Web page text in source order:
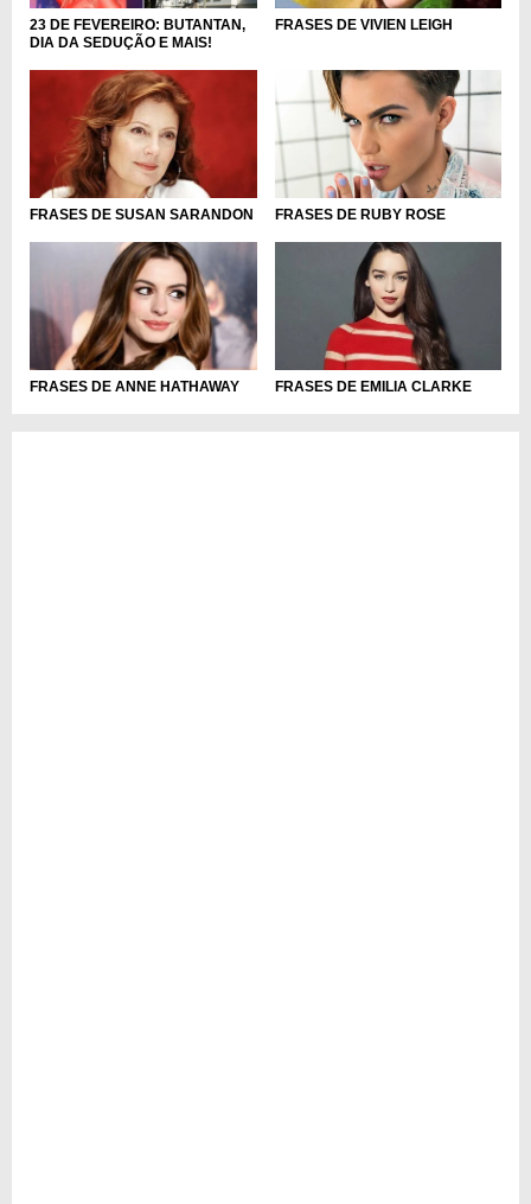
23 DE FEVEREIRO: BUTANTAN,
DIA DA SEDUÇÃO E MAIS!
FRASES DE VIVIEN LEIGH
FRASES DE SUSAN SARANDON FRASES DE RUBY ROSE
FRASES DE ANNE HATHAWAY FRASES DE EMILIA CLARKE